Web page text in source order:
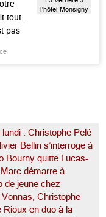
tout…
pas
l'hôtel Monsigny
lundi : Christophe Pelé
Bellin s’interroge à
Bourny quitte Lucas-
démarre à
de jeune chez
Christophe
Rioux en duo à la